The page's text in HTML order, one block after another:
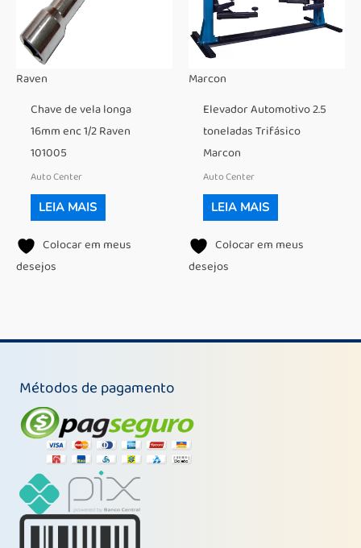
Raven
Chave de vela longa
16mm enc 1/2 Raven
101005
Auto Center
LEIA MAIS
Colocar em meus
desejos
Marcon
Elevador Automotivo 2.5
toneladas Trifásico
Marcon
Auto Center
LEIA MAIS
Colocar em meus
desejos
Métodos de pagamento